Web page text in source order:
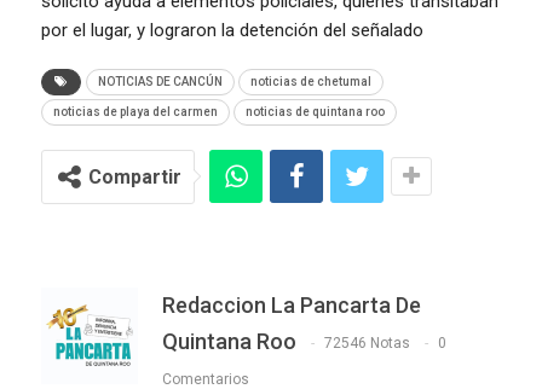
por el lugar, y lograron la detención del señalado
NOTICIAS DE CANCÚN noticias de chetumal
noticias de playa del carmen noticias de quintana roo
Compartir
Redaccion La Pancarta De
Quintana Roo
72546 Notas 0
Comentarios